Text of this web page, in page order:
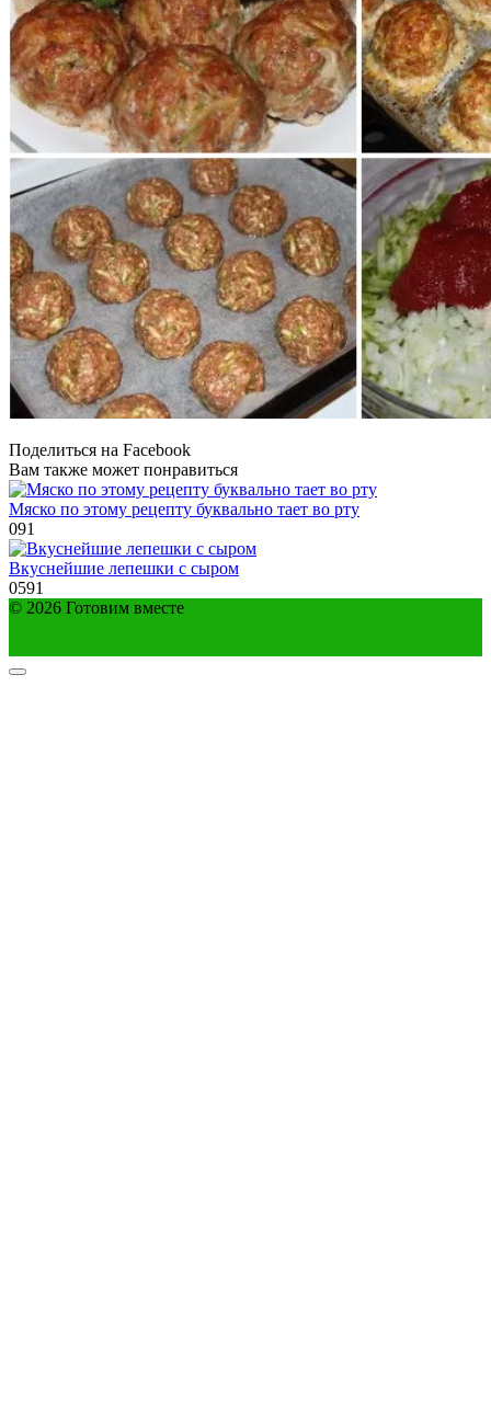
Поделиться на Facebook
Вам также может понравиться
Мяско по этому рецепту буквально тает во рту
091
Вкуснейшие лепешки с сыром
0591
© 2026 Готовим вместе